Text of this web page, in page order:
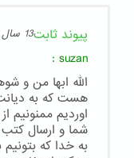
پیوند ثابت13 سال 5 ماه پیش
suzan
:
الله ابها من و
هست که به
اوردیم ممنونیم
شما و ارسال کتب
به خدا که